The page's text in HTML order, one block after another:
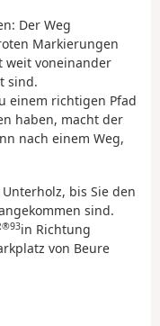
Der Weg
Markierungen
weit voneinander
sind.
einem richtigen Pfad
haben, macht der
nach einem Weg,
bis Sie den
sind.
in Richtung
von Beure